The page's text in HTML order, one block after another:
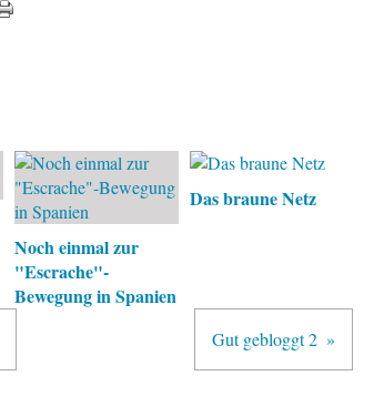
Noch einmal zur
"Escrache"-
Bewegung in Spanien
Das braune Netz
Gut gebloggt 2